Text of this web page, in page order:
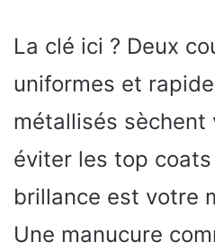
La clé ici ? Deux
uniformes et
métallisés sèchent
éviter les top
brillance est votre
Une manucure